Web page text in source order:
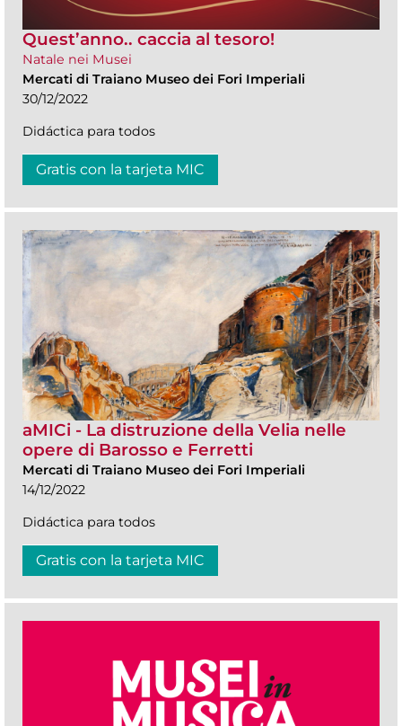
Quest’anno.. caccia al tesoro!
Natale nei Musei
Mercati di Traiano Museo dei Fori Imperiali
30/12/2022
Didáctica para todos
Gratis con la tarjeta MIC
aMICi - La distruzione della Velia nelle
opere di Barosso e Ferretti
Mercati di Traiano Museo dei Fori Imperiali
14/12/2022
Didáctica para todos
Gratis con la tarjeta MIC